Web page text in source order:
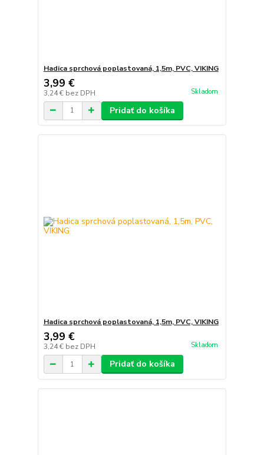
Hadica sprchová poplastovaná, 1,5m, PVC, VIKING
3,99 €
3,24 € bez DPH Skladom
Pridať do košíka
Hadica sprchová poplastovaná, 1,5m, PVC, VIKING
3,99 €
3,24 € bez DPH Skladom
Pridať do košíka